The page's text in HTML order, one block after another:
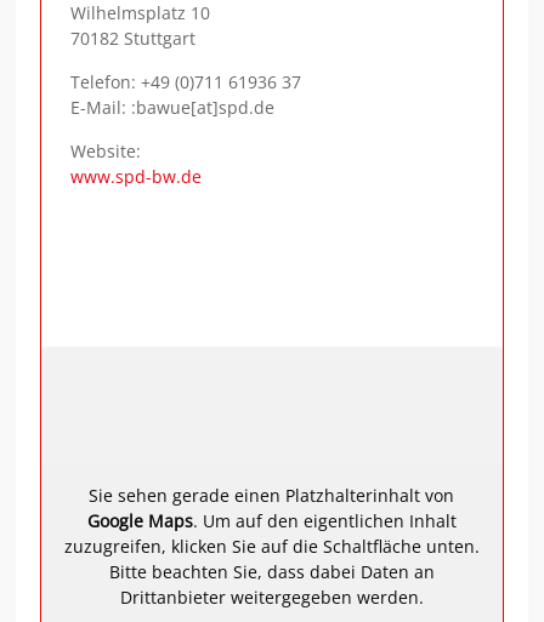
Wilhelmsplatz 10
70182 Stuttgart
Telefon:+49 (0)711 61936 37
E-Mail: :bawue[at]spd.de
Website:
www.spd-bw.de
Sie sehen gerade einen Platzhalterinhalt von
Google Maps. Um auf den eigentlichen Inhalt
zuzugreifen, klicken Sie auf die Schaltfläche unten.
Bitte beachten Sie, dass dabei Daten an
Drittanbieter weitergegeben werden.